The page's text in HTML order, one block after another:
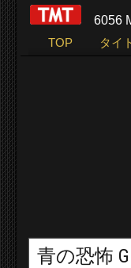
6056
TOP
タイ
青の恐怖